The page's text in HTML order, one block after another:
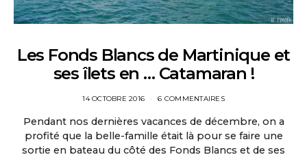
Les Fonds Blancs de Martinique et
ses îlets en … Catamaran !
14 OCTOBRE 2016 6 COMMENTAIRES
Pendant nos dernières vacances de décembre, on a
profité que la belle-famille était là pour se faire une
sortie en bateau du côté des Fonds Blancs et de ses